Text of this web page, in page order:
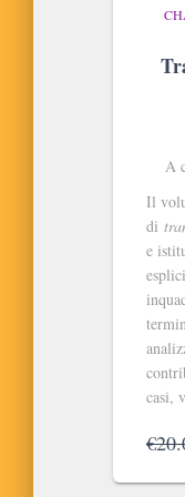
A
Il
di
e
casi,
€